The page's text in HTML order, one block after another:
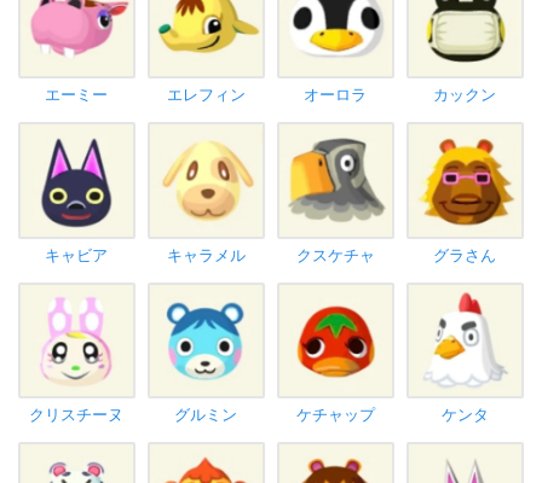
エーミー エレフィン オーロラ カックン
キャビア キャラメル クスケチャ グラさん
クリスチーヌ グルミン ケチャップ ケンタ